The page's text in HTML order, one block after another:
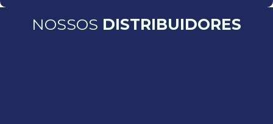
NOSSOS DISTRIBUIDORES